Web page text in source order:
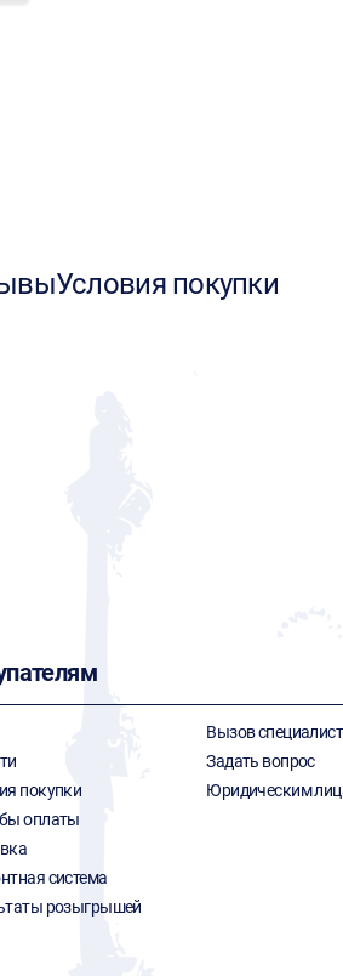
Условия покупки
покупки
оплаты
система
розыгрышей
Вызов
Задать вопрос
Юридическим